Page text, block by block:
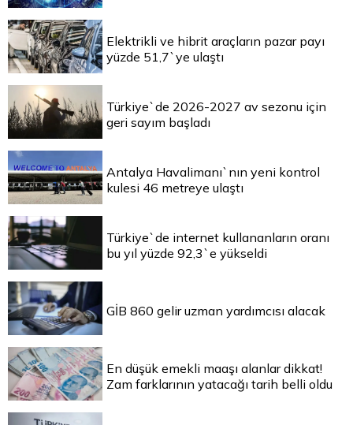
Elektrikli ve hibrit araçların pazar payı
yüzde 51,7`ye ulaştı
Türkiye`de 2026-2027 av sezonu için
geri sayım başladı
Antalya Havalimanı`nın yeni kontrol
kulesi 46 metreye ulaştı
Türkiye`de internet kullananların oranı
bu yıl yüzde 92,3`e yükseldi
GİB 860 gelir uzman yardımcısı alacak
En düşük emekli maaşı alanlar dikkat!
Zam farklarının yatacağı tarih belli oldu